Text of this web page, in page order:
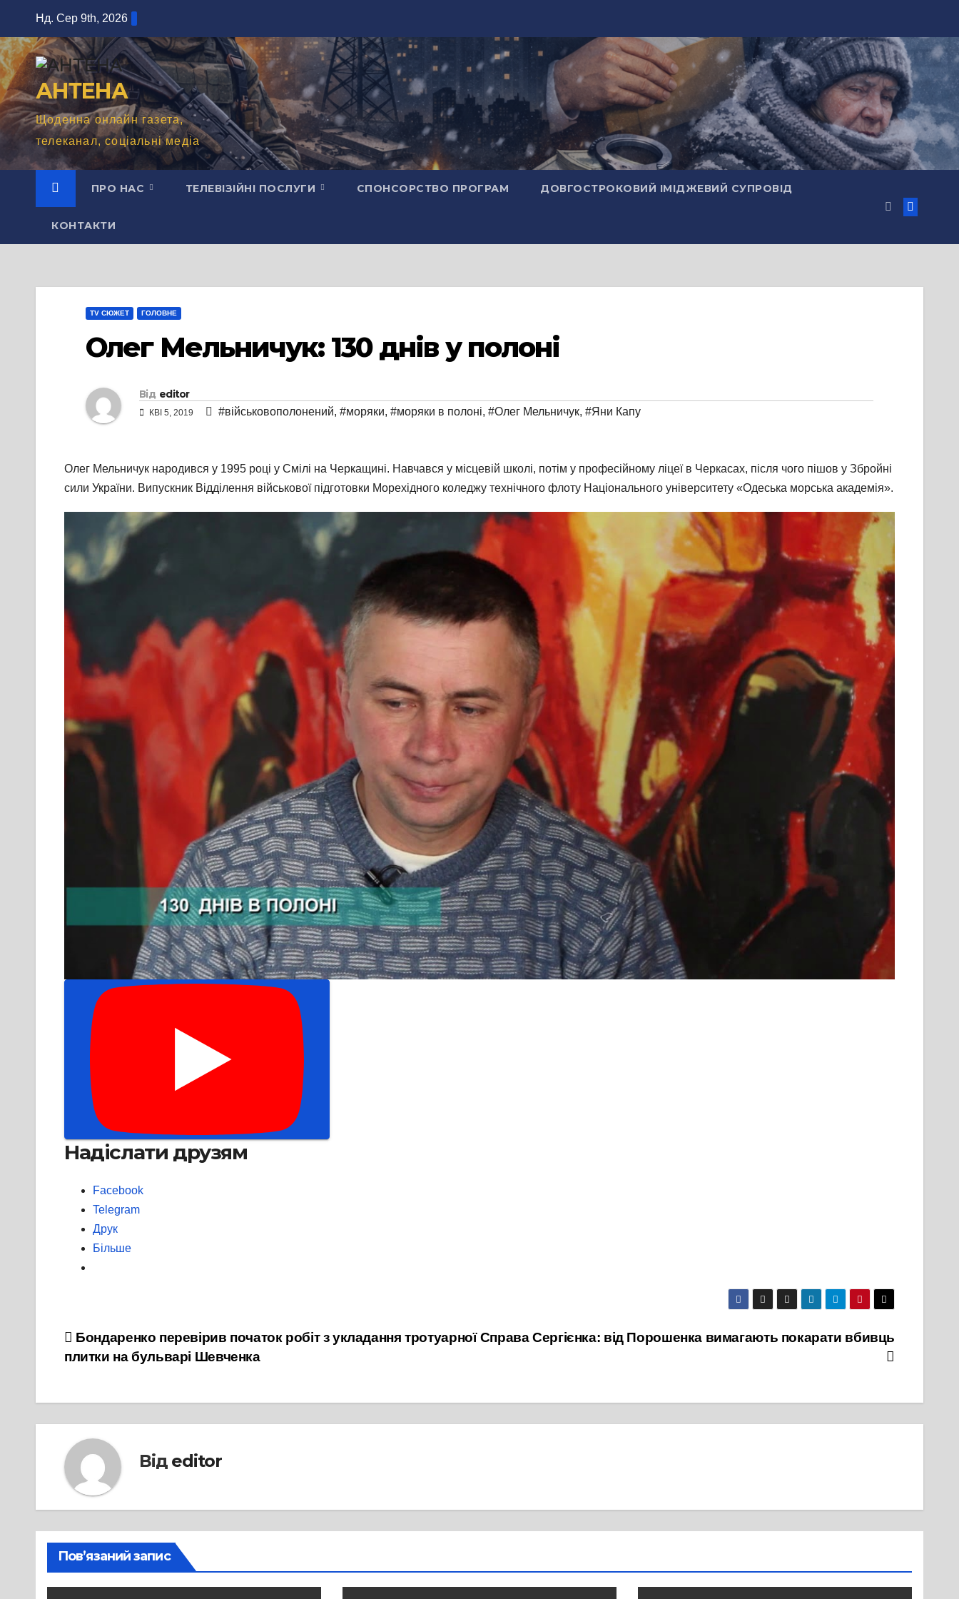
вмісту
Нд. Сер 9th, 2026
АНТЕНА
Щоденна онлайн газета,
телеканал, соціальні медіа
ПРО НАС ТЕЛЕВІЗІЙНІ ПОСЛУГИ СПОНСОРСТВО ПРОГРАМ ДОВГОСТРОКОВИЙ ІМІДЖЕВИЙ СУПРОВІД
КОНТАКТИ
TV СЮЖЕТ ГОЛОВНЕ
Олег Мельничук: 130 днів у полоні
Від editor
КВІ 5, 2019 #військовополонений, #моряки, #моряки в полоні, #Олег Мельничук, #Яни Капу
Олег Мельничук народився у 1995 році у Смілі на Черкащині. Навчався у місцевій школі, потім у професійному ліцеї в Черкасах, після чого пішов у Збройні
сили України. Випускник Відділення військової підготовки Морехідного коледжу технічного флоту Національного університету «Одеська морська академія».
Надіслати друзям
Facebook
Telegram
Друк
Більше
Навігація
записів
Справа Сергієнка: від Порошенка вимагають покарати вбивць
Бондаренко перевірив початок робіт з укладання тротуарної
плитки на бульварі Шевченка
Від editor
Пов’язаний запис